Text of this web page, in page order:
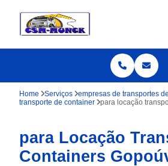
Home Serviços
empresas de transportes
transporte de container
para locação
para Locação
Containers